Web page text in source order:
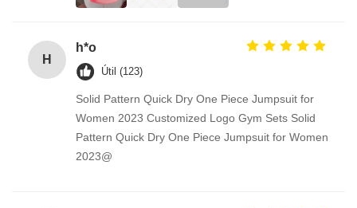
H
h*o
Útil (123)
Solid Pattern Quick Dry One Piece Jumpsuit for
Women 2023 Customized Logo Gym Sets Solid
Pattern Quick Dry One Piece Jumpsuit for Women
2023@